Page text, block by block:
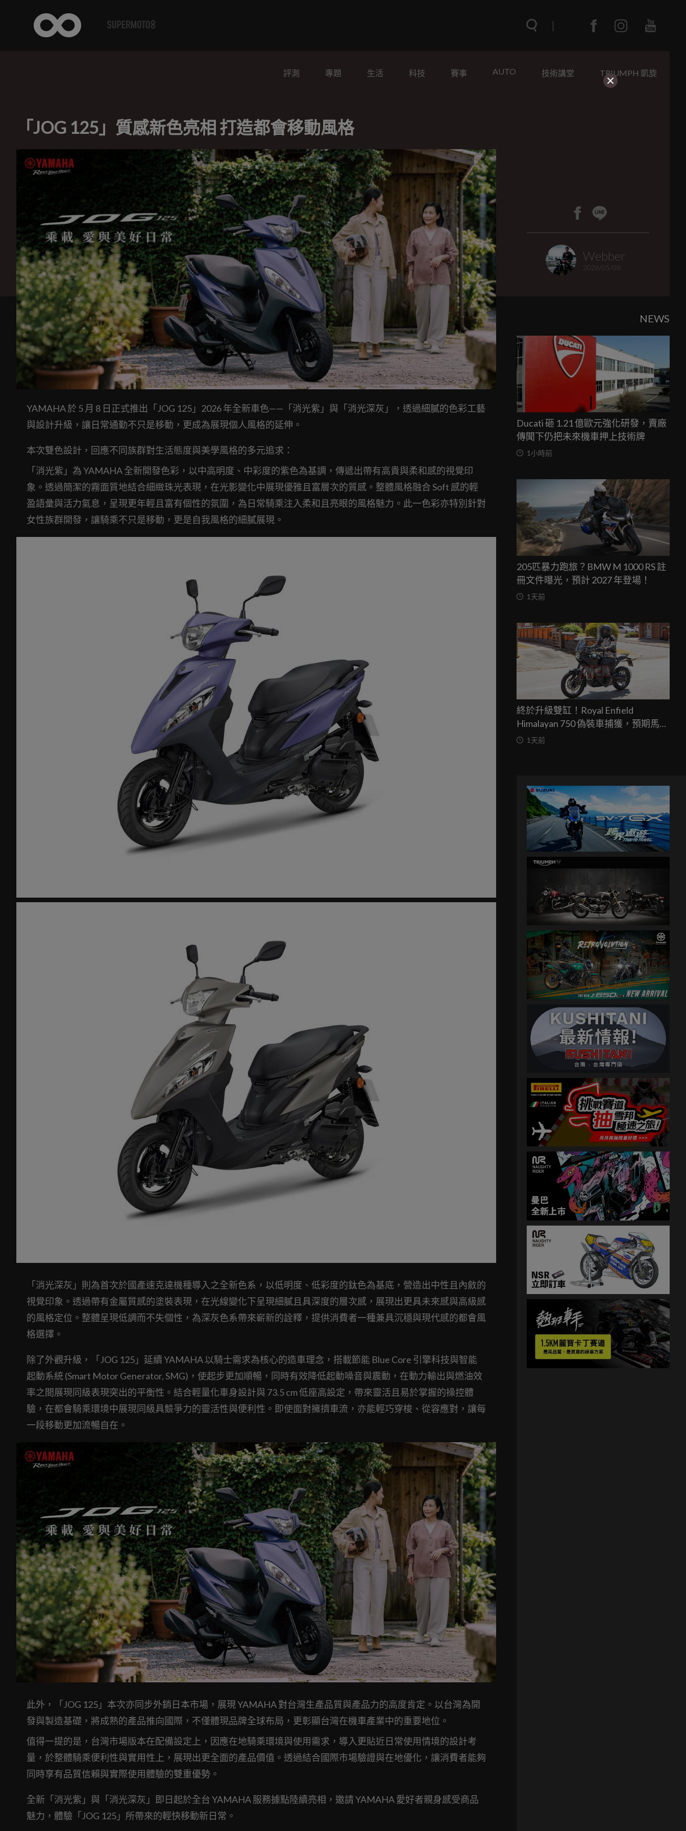
評測 專題 生活 科技 賽事 AUTO 技術講堂 TRIUMPH 凱旋
「JOG 125」質感新色亮相 打造都會移動風格
Webber
2026/05/08
YAMAHA 於 5 月 8 日正式推出「JOG 125」2026 年全新車色——「消光紫」與「消光深灰」，透過細膩的色彩工藝
與設計升級，讓日常通勤不只是移動，更成為展現個人風格的延伸。
本次雙色設計，回應不同族群對生活態度與美學風格的多元追求：
「消光紫」為 YAMAHA 全新開發色彩，以中高明度、中彩度的紫色為基調，傳遞出帶有高貴與柔和感的視覺印
象。透過簡潔的霧面質地結合細緻珠光表現，在光影變化中展現優雅且富層次的質感。整體風格融合 Soft 感的輕
盈語彙與活力氣息，呈現更年輕且富有個性的氛圍，為日常騎乘注入柔和且亮眼的風格魅力。此一色彩亦特別針對
女性族群開發，讓騎乘不只是移動，更是自我風格的細膩展現。
「消光深灰」則為首次於國產速克達機種導入之全新色系，以低明度、低彩度的鈦色為基底，營造出中性且內斂的
視覺印象。透過帶有金屬質感的塗裝表現，在光線變化下呈現細膩且具深度的層次感，展現出更具未來感與高級感
的風格定位。整體呈現低調而不失個性，為深灰色系帶來嶄新的詮釋，提供消費者一種兼具沉穩與現代感的都會風
格選擇。
除了外觀升級，「JOG 125」延續 YAMAHA 以騎士需求為核心的造車理念，搭載節能 Blue Core 引擎科技與智能
起動系統 (Smart Motor Generator, SMG)，使起步更加順暢，同時有效降低起動噪音與震動，在動力輸出與燃油效
率之間展現同級表現突出的平衡性。結合輕量化車身設計與 73.5 cm 低座高設定，帶來靈活且易於掌握的操控體
驗，在都會騎乘環境中展現同級具競爭力的靈活性與便利性。即使面對擁擠車流，亦能輕巧穿梭、從容應對，讓每
一段移動更加流暢自在。
此外，「JOG 125」本次亦同步外銷日本市場，展現 YAMAHA 對台灣生產品質與產品力的高度肯定。以台灣為開
發與製造基礎，將成熟的產品推向國際，不僅體現品牌全球布局，更彰顯台灣在機車產業中的重要地位。
值得一提的是，台灣市場版本在配備設定上，因應在地騎乘環境與使用需求，導入更貼近日常使用情境的設計考
量，於整體騎乘便利性與實用性上，展現出更全面的產品價值。透過結合國際市場驗證與在地優化，讓消費者能夠
同時享有品質信賴與實際使用體驗的雙重優勢。
全新「消光紫」與「消光深灰」即日起於全台 YAMAHA 服務據點陸續亮相，邀請 YAMAHA 愛好者親身感受商品
魅力，體驗「JOG 125」所帶來的輕快移動新日常。
NEWS
Ducati 砸 1.21 億歐元強化研發，賣廠
傳聞下仍把未來機車押上技術牌
1小時前
205匹暴力跑旅？BMW M 1000 RS 註
冊文件曝光，預計 2027 年登場！
1天前
終於升級雙缸！Royal Enfield
Himalayan 750 偽裝車捕獲，預期馬力
突破67匹，最快米蘭車展亮相
1天前